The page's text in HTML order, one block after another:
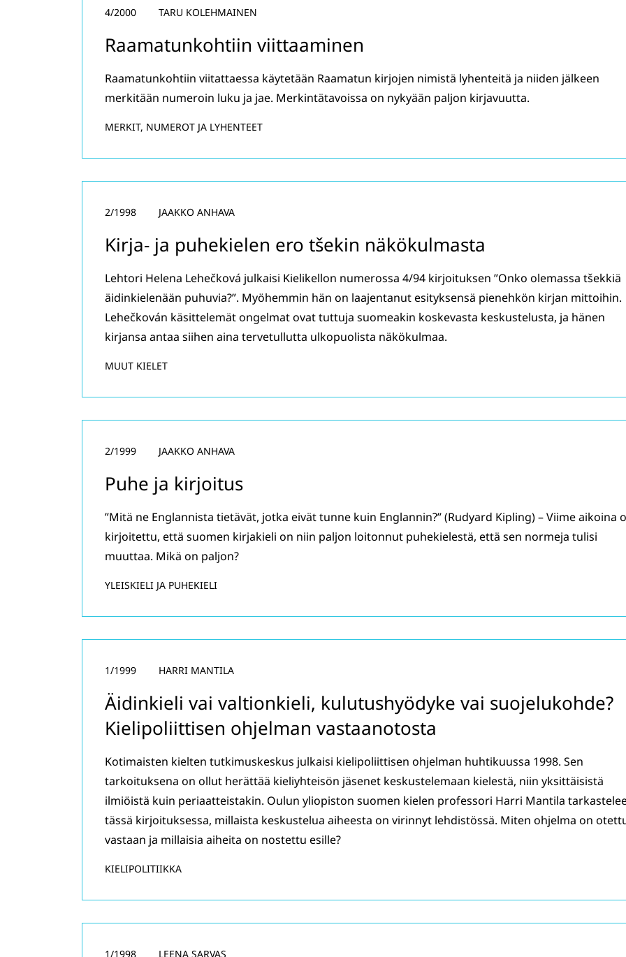
Raamatunkohtiin viittaaminen
4/2000 TARU KOLEHMAINEN
Raamatunkohtiin viitattaessa käytetään Raamatun kirjojen nimistä lyhenteitä ja niiden jälkeen
merkitään numeroin luku ja jae. Merkintätavoissa on nykyään paljon kirjavuutta.
MERKIT, NUMEROT JA LYHENTEET
Kirja- ja puhekielen ero tšekin näkökulmasta
2/1998 JAAKKO ANHAVA
Lehtori Helena Lehečková julkaisi Kielikellon numerossa 4/94 kirjoituksen ”Onko olemassa tšekkiä
äidinkielenään puhuvia?”. Myöhemmin hän on laajentanut esityksensä pienehkön kirjan mittoihin.
Lehečkován käsittelemät ongelmat ovat tuttuja suomeakin koskevasta keskustelusta, ja hänen
kirjansa antaa siihen aina tervetullutta ulkopuolista näkökulmaa.
MUUT KIELET
Puhe ja kirjoitus
2/1999 JAAKKO ANHAVA
”Mitä ne Englannista tietävät, jotka eivät tunne kuin Englannin?” (Rudyard Kipling) – Viime aikoina
kirjoitettu, että suomen kirjakieli on niin paljon loitonnut puhekielestä, että sen normeja tulisi
muuttaa. Mikä on paljon?
YLEISKIELI JA PUHEKIELI
Äidinkieli vai valtionkieli, kulutushyödyke vai suojelukohde?
Kielipoliittisen ohjelman vastaanotosta
1/1999 HARRI MANTILA
Kotimaisten kielten tutkimuskeskus julkaisi kielipoliittisen ohjelman huhtikuussa 1998. Sen
tarkoituksena on ollut herättää kieliyhteisön jäsenet keskustelemaan kielestä, niin yksittäisistä
ilmiöistä kuin periaatteistakin. Oulun yliopiston suomen kielen professori Harri Mantila
tässä kirjoituksessa, millaista keskustelua aiheesta on virinnyt lehdistössä. Miten ohjelma on
vastaan ja millaisia aiheita on nostettu esille?
KIELIPOLITIIKKA
1/1998 LEENA SARVAS